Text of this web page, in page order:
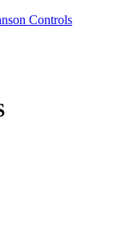
Controls